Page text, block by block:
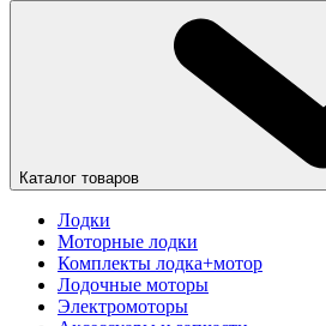
Каталог товаров
Лодки
Моторные лодки
Комплекты лодка+мотор
Лодочные моторы
Электромоторы